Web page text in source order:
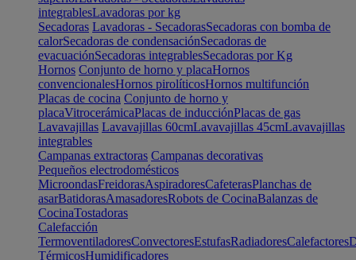
integrablesLavadoras por kg
Secadoras Lavadoras - SecadorasSecadoras con bomba de
calorSecadoras de condensaciónSecadoras de
evacuaciónSecadoras integrablesSecadoras por Kg
Hornos Conjunto de horno y placaHornos
convencionalesHornos pirolíticosHornos multifunción
Placas de cocina Conjunto de horno y
placaVitrocerámicaPlacas de inducciónPlacas de gas
Lavavajillas Lavavajillas 60cmLavavajillas 45cmLavavajillas
integrables
Campanas extractoras Campanas decorativas
Pequeños electrodomésticos
MicroondasFreidorasAspiradoresCafeterasPlanchas de
asarBatidorasAmasadoresRobots de CocinaBalanzas de
CocinaTostadoras
Calefacción
TermoventiladoresConvectoresEstufasRadiadoresCalefactores
TérmicosHumidificadores